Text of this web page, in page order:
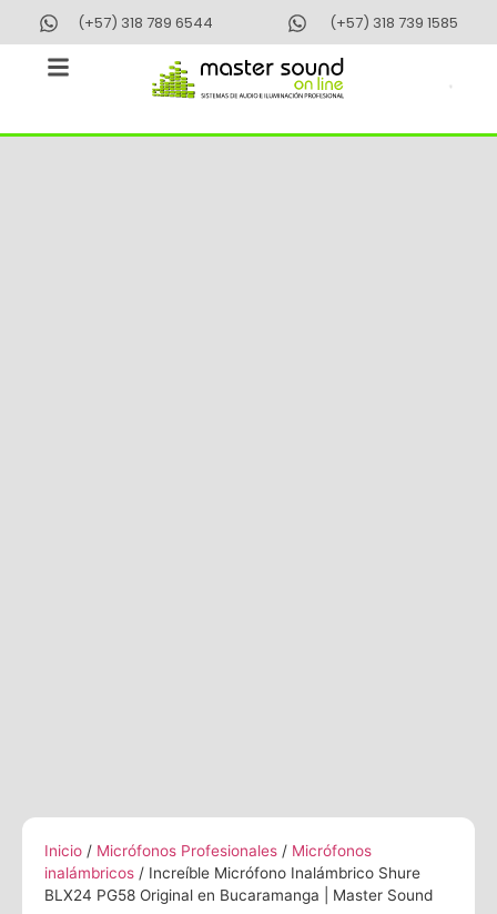
contenido
(+57) 318 789 6544 (+57) 318 739 1585
Inicio / Micrófonos Profesionales / Micrófonos
inalámbricos / Increíble Micrófono Inalámbrico Shure
BLX24 PG58 Original en Bucaramanga | Master Sound